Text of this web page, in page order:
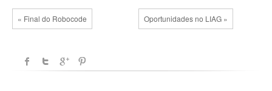
« Final do Robocode Oportunidades no LIAG »